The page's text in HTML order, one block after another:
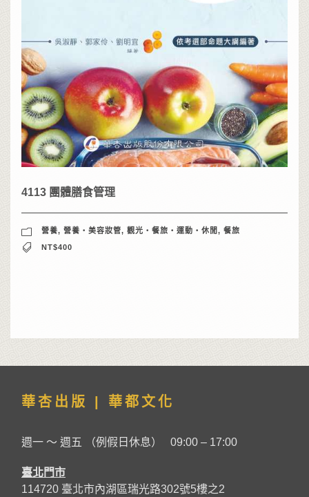
4113 團體膳食管理
營養, 營養‧美容妝管, 觀光‧餐旅‧運動‧休閒 , 餐旅
NT$400
華杏出版 | 華都文化
週一 ～ 週五 （例假日休息） 09:00 – 17:00
臺北門市
114720 臺北市內湖區瑞光路302號5樓之2